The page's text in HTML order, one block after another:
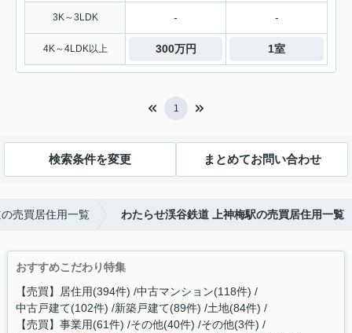
3K～3LDK - -
4K～4LDK以上 300万円 1室
1
検索条件を変更 まとめてお問い合わせ
売買居住用一覧 わたらせ渓谷鉄道 上神梅駅の売買居住用一覧
おすすめこだわり特集
【売買】居住用(394件) 中古マンション(118件)
中古戸建て(102件) 新築戸建て(89件) 土地(84件)
【売買】事業用(61件) その他(40件) その他(3件)